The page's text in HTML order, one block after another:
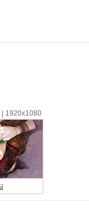
| 1920x1080